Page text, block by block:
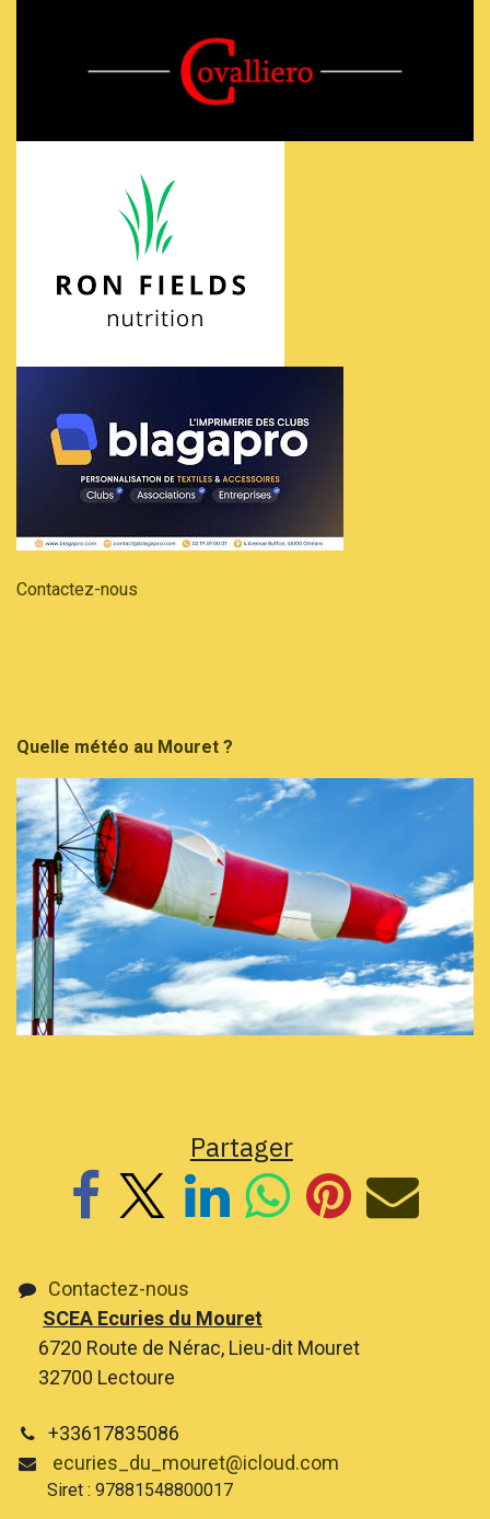
Contactez-nous
Quelle météo au Mouret ?
Partager
Contactez-nous
SCEA Ecuries du Mouret
6720 Route de Nérac, Lieu-dit Mouret
32700 Lectoure
+33617835086
ecuries_du_mouret@icloud.com
Siret : 97881548800017